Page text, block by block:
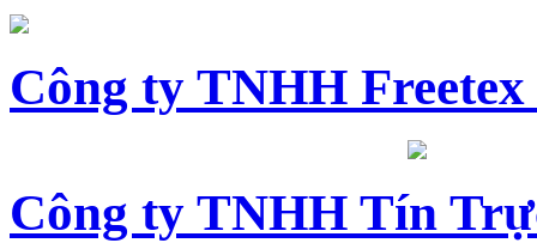
Công ty TNHH
Công ty TNHH Tín